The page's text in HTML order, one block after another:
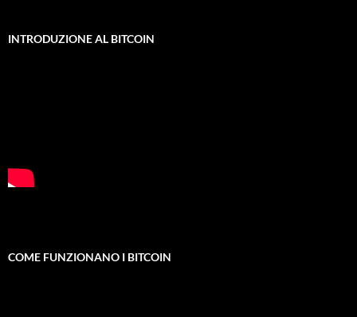
INTRODUZIONE AL BITCOIN
COME FUNZIONANO I BITCOIN